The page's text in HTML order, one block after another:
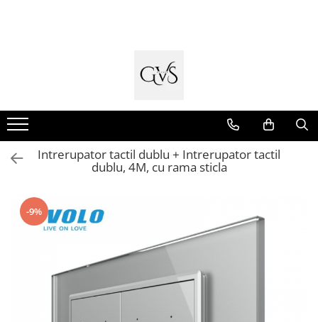
Conductori - Fy - Myf
Cabluri tip Cordon (MYYM)
Cabluri tip CYY-F
Cabluri tip N2XH Halogen Free
Cabluri tip NHXH E90 Halogen Free
Cabluri Alarmă - Incendiu
Intrerupator tactil dublu + Intrerupator tactil
dublu, 4M, cu rama sticla
-9%